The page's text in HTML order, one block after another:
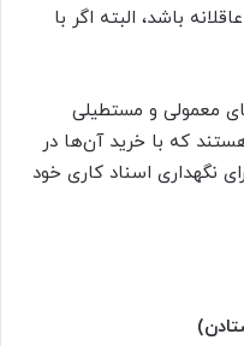
باشد، البته اگر با
معمولی و مستطیلی
که با خرید آن‌ها در
نگهداری اسناد کاری خود